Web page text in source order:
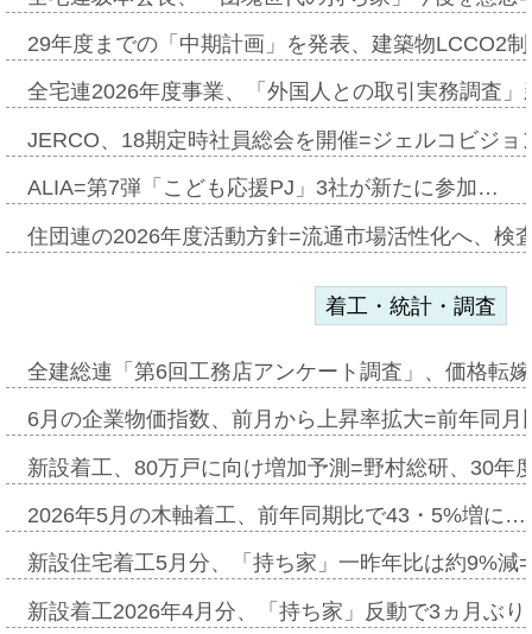
29年度までの「中期計画」を発表、建築物LCCO2
全宅連2026年度事業、「外国人との取引実務調査
JERCO、18期定時社員総会を開催=ジェルコビジ
ALIA=第7弾「こども応援PJ」3社が新たに参加…
住団連の2026年度活動方針=流通市場活性化へ、検
着工・統計・調査
全建総連「第6回工務店アンケート調査」、価格転
6月の企業物価指数、前月から上昇率拡大=前年同
新設着工、80万戸に向け増加予測=野村総研、30年
2026年5月の木軸着工、前年同期比で43・5%増に…
新設住宅着工5月分、「持ち家」一昨年比は約9%
新設着工2026年4月分、「持ち家」反動で3ヵ月ぶ